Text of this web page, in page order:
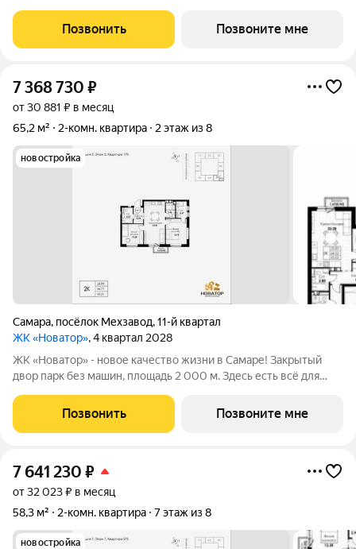
спортивные зоны ландшафтное озеленение Безопасность на
высшем уровне: система
Позвонить Позвоните мне
7 368 730 ₽
от 30 881 ₽ в месяц
65,2 м²
2-комн. квартира 2 этаж из 8
новостройка
Самара, посёлок Мехзавод,11-й квартал
ЖК «Новатор», 4 квартал 2028
ЖК «Новатор» - новое качество жизни в Самаре! Закрытый
двор парк без машин, площадь 2 000 м. Здесь есть всё для
спортивные зоны ландшафтное озеленение Безопасность на
высшем уровне: система
Позвонить Позвоните мне
7 641 230 ₽
от 32 023 ₽ в месяц
58,3 м²
2-комн. квартира 7 этаж из 8
новостройка